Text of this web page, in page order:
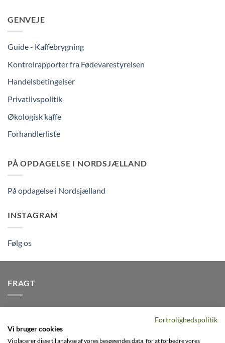
GENVEJE
Guide - Kaffebrygning
Kontrolrapporter fra Fødevarestyrelsen
Handelsbetingelser
Privatlivspolitik
Økologisk kaffe
Forhandlerliste
PÅ OPDAGELSE I NORDSJÆLLAND
På opdagelse i Nordsjælland
INSTAGRAM
Følg os
FRAGT
på alle pakker - Husk der er fri
levering på alle ordre over DKK395
Fortrolighedspolitik
Vi bruger cookies
Vi placerer disse til analyse af vores besøgendes data, for at forbedre vores